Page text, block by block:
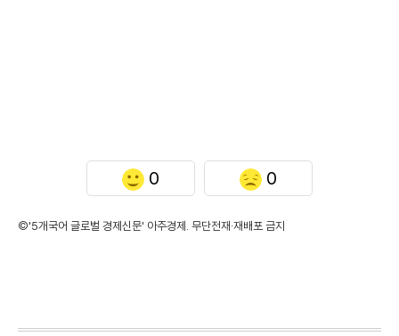
0 0
©'5개국어 글로벌 경제신문' 아주경제. 무단전재·재배포 금지